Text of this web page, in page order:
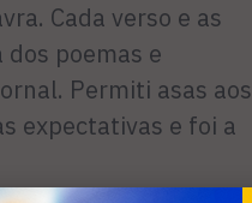
Cada verso e as
poemas e
Permiti asas aos
expectativas e foi a